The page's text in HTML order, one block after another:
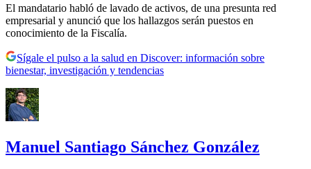
El mandatario habló de lavado de activos, de una presunta red
empresarial y anunció que los hallazgos serán puestos en
conocimiento de la Fiscalía.
Sígale el pulso a la salud en Discover: información sobre
bienestar, investigación y tendencias
Manuel Santiago Sánchez González